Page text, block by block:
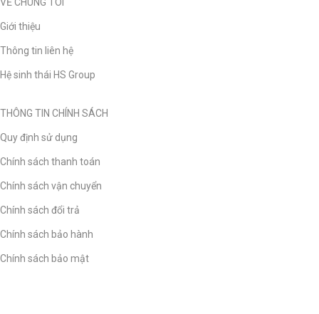
VỀ CHÚNG TÔI
Giới thiệu
Thông tin liên hệ
Hệ sinh thái HS Group
THÔNG TIN CHÍNH SÁCH
Quy định sử dụng
Chính sách thanh toán
Chính sách vận chuyển
Chính sách đổi trả
Chính sách bảo hành
Chính sách bảo mật